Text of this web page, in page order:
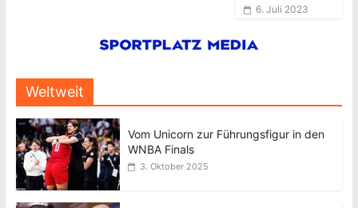
6. Juli 2023
Weltweit
Vom Unicorn zur Führungsfigur in den
WNBA Finals
3. Oktober 2025